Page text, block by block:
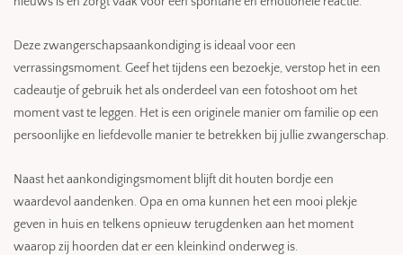
Deze zwangerschapsaankondiging is ideaal voor een
verrassingsmoment. Geef het tijdens een bezoekje, verstop het in een
cadeautje of gebruik het als onderdeel van een fotoshoot om het
moment vast te leggen. Het is een originele manier om familie op een
persoonlijke en liefdevolle manier te betrekken bij jullie zwangerschap.
Naast het aankondigingsmoment blijft dit houten bordje een
waardevol aandenken. Opa en oma kunnen het een mooi plekje
geven in huis en telkens opnieuw terugdenken aan het moment
waarop zij hoorden dat er een kleinkind onderweg is.